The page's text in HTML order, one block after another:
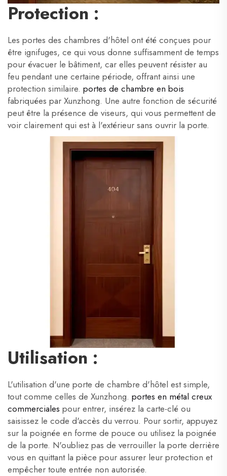
Protection :
Les portes des chambres d'hôtel ont été conçues pour
être ignifuges, ce qui vous donne suffisamment de temps
pour évacuer le bâtiment, car elles peuvent résister au
feu pendant une certaine période, offrant ainsi une
protection similaire. portes de chambre en bois
fabriquées par Xunzhong. Une autre fonction de sécurité
peut être la présence de viseurs, qui vous permettent de
voir clairement qui est à l'extérieur sans ouvrir la porte.
Utilisation :
L'utilisation d'une porte de chambre d'hôtel est simple,
tout comme celles de Xunzhong. portes en métal creux
commerciales pour entrer, insérez la carte-clé ou
saisissez le code d'accès du verrou. Pour sortir, appuyez
sur la poignée en forme de pouce ou utilisez la poignée
de la porte. N'oubliez pas de verrouiller la porte derrière
vous en quittant la pièce pour assurer leur protection et
empêcher toute entrée non autorisée.